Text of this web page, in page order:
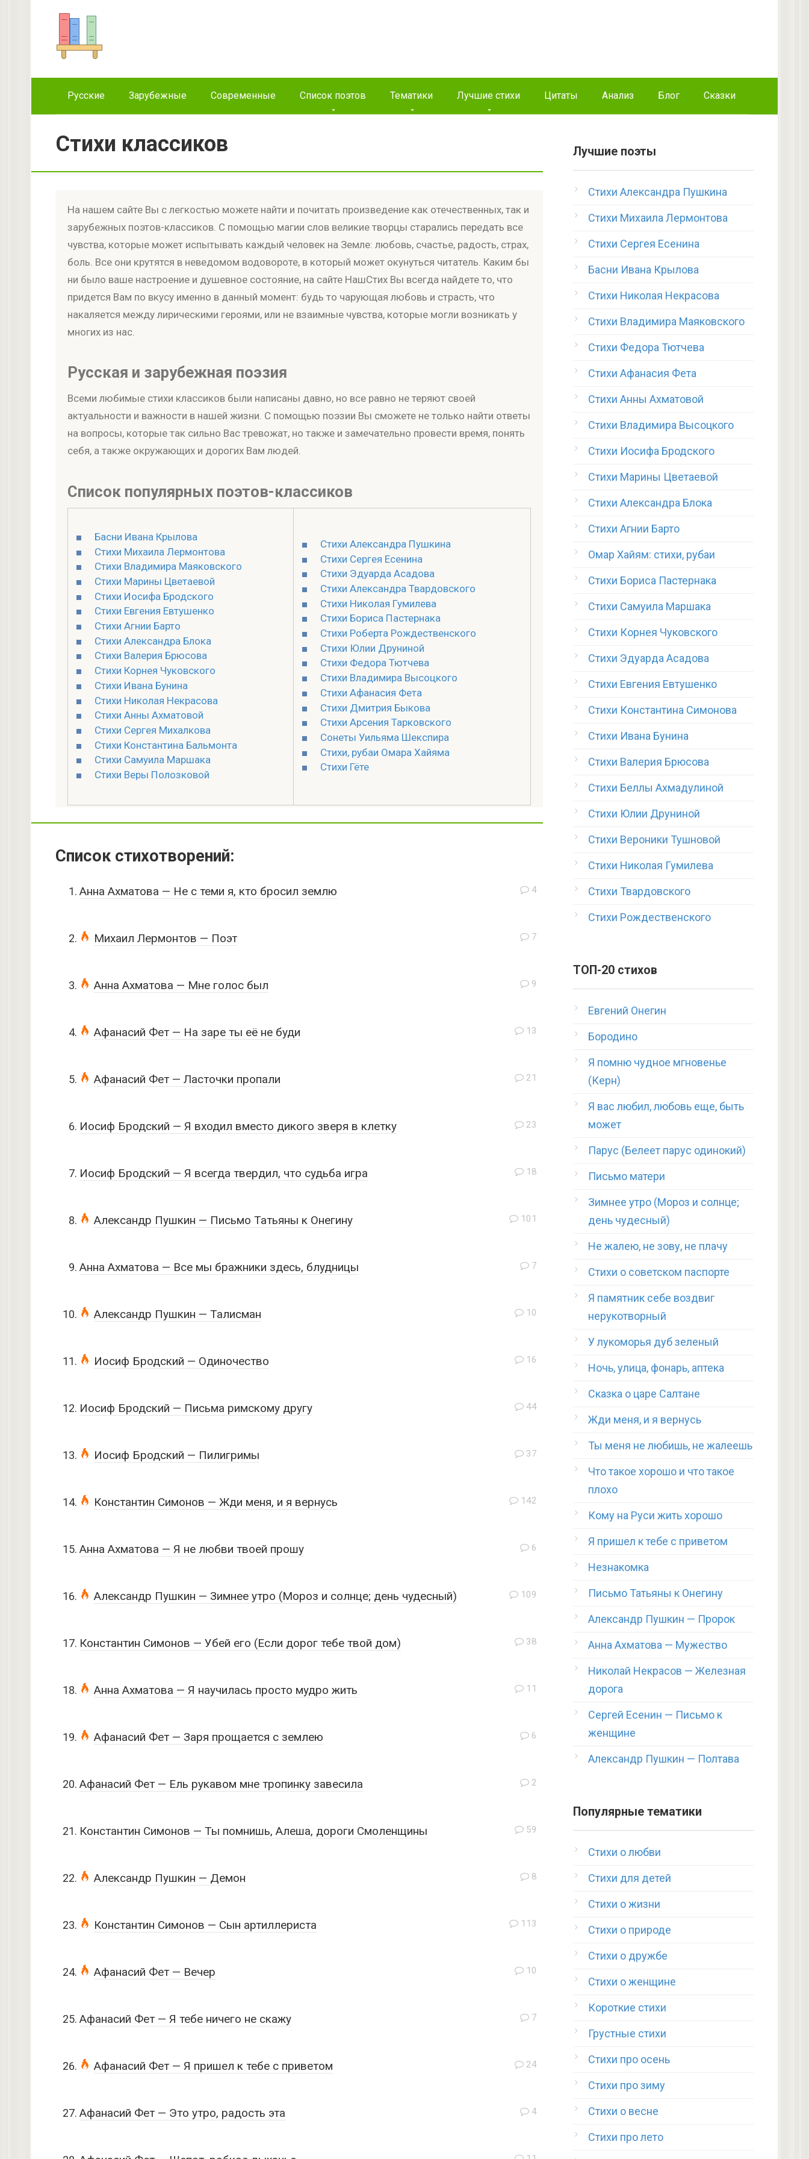
Русские Зарубежные Современные Список поэтов Тематики Лучшие стихи Цитаты Анализ Блог Сказки
Стихи классиков
На нашем сайте Вы с легкостью можете найти и почитать произведение как отечественных, так и
зарубежных поэтов-классиков. С помощью магии слов великие творцы старались передать все
чувства, которые может испытывать каждый человек на Земле: любовь, счастье, радость, страх,
боль. Все они крутятся в неведомом водовороте, в который может окунуться читатель. Каким бы
ни было ваше настроение и душевное состояние, на сайте НашСтих Вы всегда найдете то, что
придется Вам по вкусу именно в данный момент: будь то чарующая любовь и страсть, что
накаляется между лирическими героями, или не взаимные чувства, которые могли возникать у
многих из нас.
Русская и зарубежная поэзия
Всеми любимые стихи классиков были написаны давно, но все равно не теряют своей
актуальности и важности в нашей жизни. С помощью поэзии Вы сможете не только найти ответы
на вопросы, которые так сильно Вас тревожат, но также и замечательно провести время, понять
себя, а также окружающих и дорогих Вам людей.
Список популярных поэтов-классиков
Басни Ивана Крылова
Стихи Михаила Лермонтова
Стихи Владимира Маяковского
Стихи Марины Цветаевой
Стихи Иосифа Бродского
Стихи Евгения Евтушенко
Стихи Агнии Барто
Стихи Александра Блока
Стихи Валерия Брюсова
Стихи Корнея Чуковского
Стихи Ивана Бунина
Стихи Николая Некрасова
Стихи Анны Ахматовой
Стихи Сергея Михалкова
Стихи Константина Бальмонта
Стихи Самуила Маршака
Стихи Веры Полозковой
Стихи Александра Пушкина
Стихи Сергея Есенина
Стихи Эдуарда Асадова
Стихи Александра Твардовского
Стихи Николая Гумилева
Стихи Бориса Пастернака
Стихи Роберта Рождественского
Стихи Юлии Друниной
Стихи Федора Тютчева
Стихи Владимира Высоцкого
Стихи Афанасия Фета
Стихи Дмитрия Быкова
Стихи Арсения Тарковского
Сонеты Уильяма Шекспира
Стихи, рубаи Омара Хайяма
Стихи Гёте
Список стихотворений:
4
Анна Ахматова — Не с теми я, кто бросил землю
7
Михаил Лермонтов — Поэт
9
Анна Ахматова — Мне голос был
13
Афанасий Фет — На заре ты её не буди
21
Афанасий Фет — Ласточки пропали
23
Иосиф Бродский — Я входил вместо дикого зверя в клетку
18
Иосиф Бродский — Я всегда твердил, что судьба игра
101
Александр Пушкин — Письмо Татьяны к Онегину
7
Анна Ахматова — Все мы бражники здесь, блудницы
10
Александр Пушкин — Талисман
16
Иосиф Бродский — Одиночество
44
Иосиф Бродский — Письма римскому другу
37
Иосиф Бродский — Пилигримы
142
Константин Симонов — Жди меня, и я вернусь
6
Анна Ахматова — Я не любви твоей прошу
109
Александр Пушкин — Зимнее утро (Мороз и солнце; день чудесный)
38
Константин Симонов — Убей его (Если дорог тебе твой дом)
11
Анна Ахматова — Я научилась просто мудро жить
6
Афанасий Фет — Заря прощается с землею
2
Афанасий Фет — Ель рукавом мне тропинку завесила
59
Константин Симонов — Ты помнишь, Алеша, дороги Смоленщины
8
Александр Пушкин — Демон
113
Константин Симонов — Сын артиллериста
10
Афанасий Фет — Вечер
7
Афанасий Фет — Я тебе ничего не скажу
24
Афанасий Фет — Я пришел к тебе с приветом
4
Афанасий Фет — Это утро, радость эта
Лучшие поэты
Стихи Александра Пушкина
Стихи Михаила Лермонтова
Стихи Сергея Есенина
Басни Ивана Крылова
Стихи Николая Некрасова
Стихи Владимира Маяковского
Стихи Федора Тютчева
Стихи Афанасия Фета
Стихи Анны Ахматовой
Стихи Владимира Высоцкого
Стихи Иосифа Бродского
Стихи Марины Цветаевой
Стихи Александра Блока
Стихи Агнии Барто
Омар Хайям: стихи, рубаи
Стихи Бориса Пастернака
Стихи Самуила Маршака
Стихи Корнея Чуковского
Стихи Эдуарда Асадова
Стихи Евгения Евтушенко
Стихи Константина Симонова
Стихи Ивана Бунина
Стихи Валерия Брюсова
Стихи Беллы Ахмадулиной
Стихи Юлии Друниной
Стихи Вероники Тушновой
Стихи Николая Гумилева
Стихи Твардовского
Стихи Рождественского
ТОП-20 стихов
Евгений Онегин
Бородино
Я помню чудное мгновенье
(Керн)
Я вас любил, любовь еще, быть
может
Парус (Белеет парус одинокий)
Письмо матери
Зимнее утро (Мороз и солнце;
день чудесный)
Не жалею, не зову, не плачу
Стихи о советском паспорте
Я памятник себе воздвиг
нерукотворный
У лукоморья дуб зеленый
Ночь, улица, фонарь, аптека
Сказка о царе Салтане
Жди меня, и я вернусь
Ты меня не любишь, не жалеешь
Что такое хорошо и что такое
плохо
Кому на Руси жить хорошо
Я пришел к тебе с приветом
Незнакомка
Письмо Татьяны к Онегину
Александр Пушкин — Пророк
Анна Ахматова — Мужество
Николай Некрасов — Железная
дорога
Сергей Есенин — Письмо к
женщине
Александр Пушкин — Полтава
Популярные тематики
Стихи о любви
Стихи для детей
Стихи о жизни
Стихи о природе
Стихи о дружбе
Стихи о женщине
Короткие стихи
Грустные стихи
Стихи про осень
Стихи про зиму
Стихи о весне
Стихи про лето